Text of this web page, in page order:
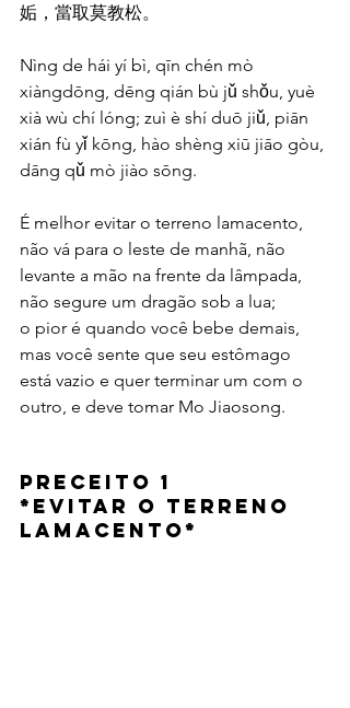
姤，當取莫教松。
Nìng de hái yí bì, qīn chén mò
xiàngdōng, dēng qián bù jǔ shǒu, yuè
xià wù chí lóng; zuì è shí duō jiǔ, piān
xián fù yǐ kōng, hào shèng xiū jiāo gòu,
dāng qǔ mò jiào sōng.
É melhor evitar o terreno lamacento,
não vá para o leste de manhã, não
levante a mão na frente da lâmpada,
não segure um dragão sob a lua;
o pior é quando você bebe demais,
mas você sente que seu estômago
está vazio e quer terminar um com o
outro, e deve tomar Mo Jiaosong.
Preceito 1
*Evitar o terreno
lamacento*